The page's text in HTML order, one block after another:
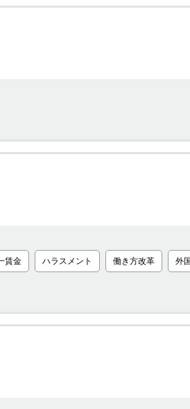
賃金 ハラスメント 働き方改革 外